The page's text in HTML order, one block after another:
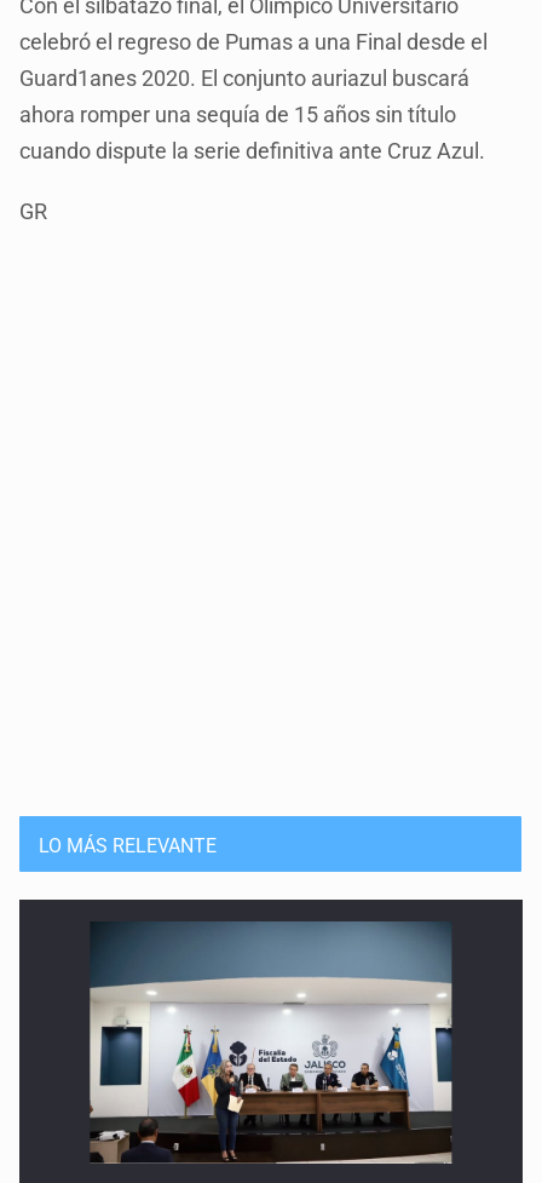
Con el silbatazo final, el Olímpico Universitario
celebró el regreso de Pumas a una Final desde el
Guard1anes 2020. El conjunto auriazul buscará
ahora romper una sequía de 15 años sin título
cuando dispute la serie definitiva ante Cruz Azul.
GR
LO MÁS RELEVANTE